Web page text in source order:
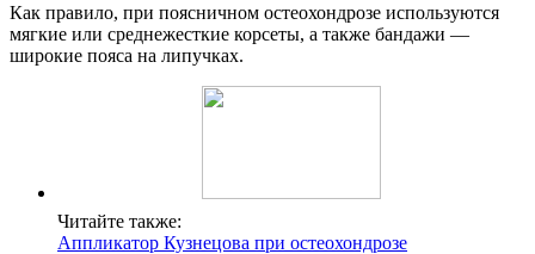
Как правило, при поясничном остеохондрозе используются
мягкие или среднежесткие корсеты, а также бандажи —
широкие пояса на липучках.
Читайте также:
Аппликатор Кузнецова при остеохондрозе